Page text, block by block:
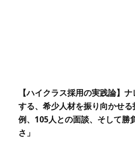
【ハイクラス採用の実践論】
する、希少人材を振り向かせ
例、105人との面談、そして勝
さ」